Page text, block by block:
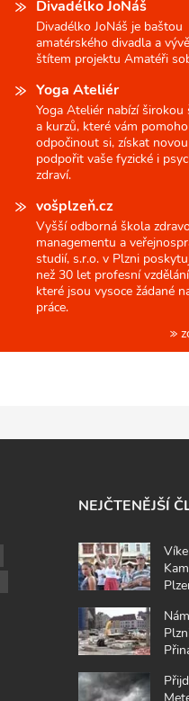
Divadélko JoNáš
Divadélko JoNáš je baštou
amatérského divadla a
štítem projektu Amatéři
Yoga Ateliér
Yoga Ateliér nabízí širokou
a kurzů, které vám
odpočinout si, získat
podpořit vaše fyzické i
zdraví.
vošplzeň.cz
Vyšší odborná škola
managementu a
studií, s.r.o. v Plzni
než 30 let profesní
které jsou vysoce žádané
práce.
NEJČTENĚJŠÍ